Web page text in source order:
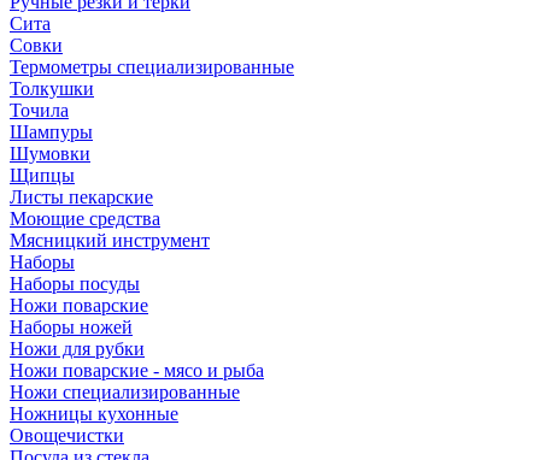
Сита
Совки
Термометры специализированные
Толкушки
Точила
Шампуры
Шумовки
Щипцы
Листы пекарские
Моющие средства
Мясницкий инструмент
Наборы
Наборы посуды
Ножи поварские
Наборы ножей
Ножи для рубки
Ножи поварские - мясо и рыба
Ножи специализированные
Ножницы кухонные
Овощечистки